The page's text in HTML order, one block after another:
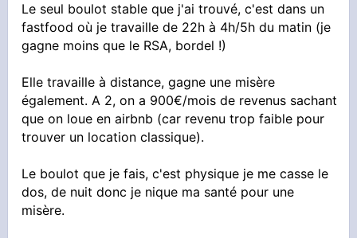
Le seul boulot stable que j'ai trouvé, c'est dans un
fastfood où je travaille de 22h à 4h/5h du matin (je
gagne moins que le RSA, bordel !)
Elle travaille à distance, gagne une misère
également. A 2, on a 900€/mois de revenus sachant
que on loue en airbnb (car revenu trop faible pour
trouver un location classique).
Le boulot que je fais, c'est physique je me casse le
dos, de nuit donc je nique ma santé pour une
misère.